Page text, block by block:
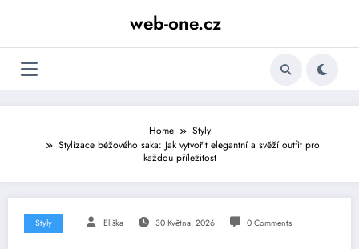
web-one.cz
Home
Styly
Stylizace béžového saka: Jak vytvořit elegantní a svěží outfit pro
každou příležitost
Styly Eliška 30 Května, 2026 0 Comments